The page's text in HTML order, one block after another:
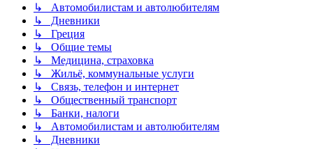
↳ Автомобилистам и автолюбителям
↳ Дневники
↳ Греция
↳ Общие темы
↳ Медицина, страховка
↳ Жильё, коммунальные услуги
↳ Связь, телефон и интернет
↳ Общественный транспорт
↳ Банки, налоги
↳ Автомобилистам и автолюбителям
↳ Дневники